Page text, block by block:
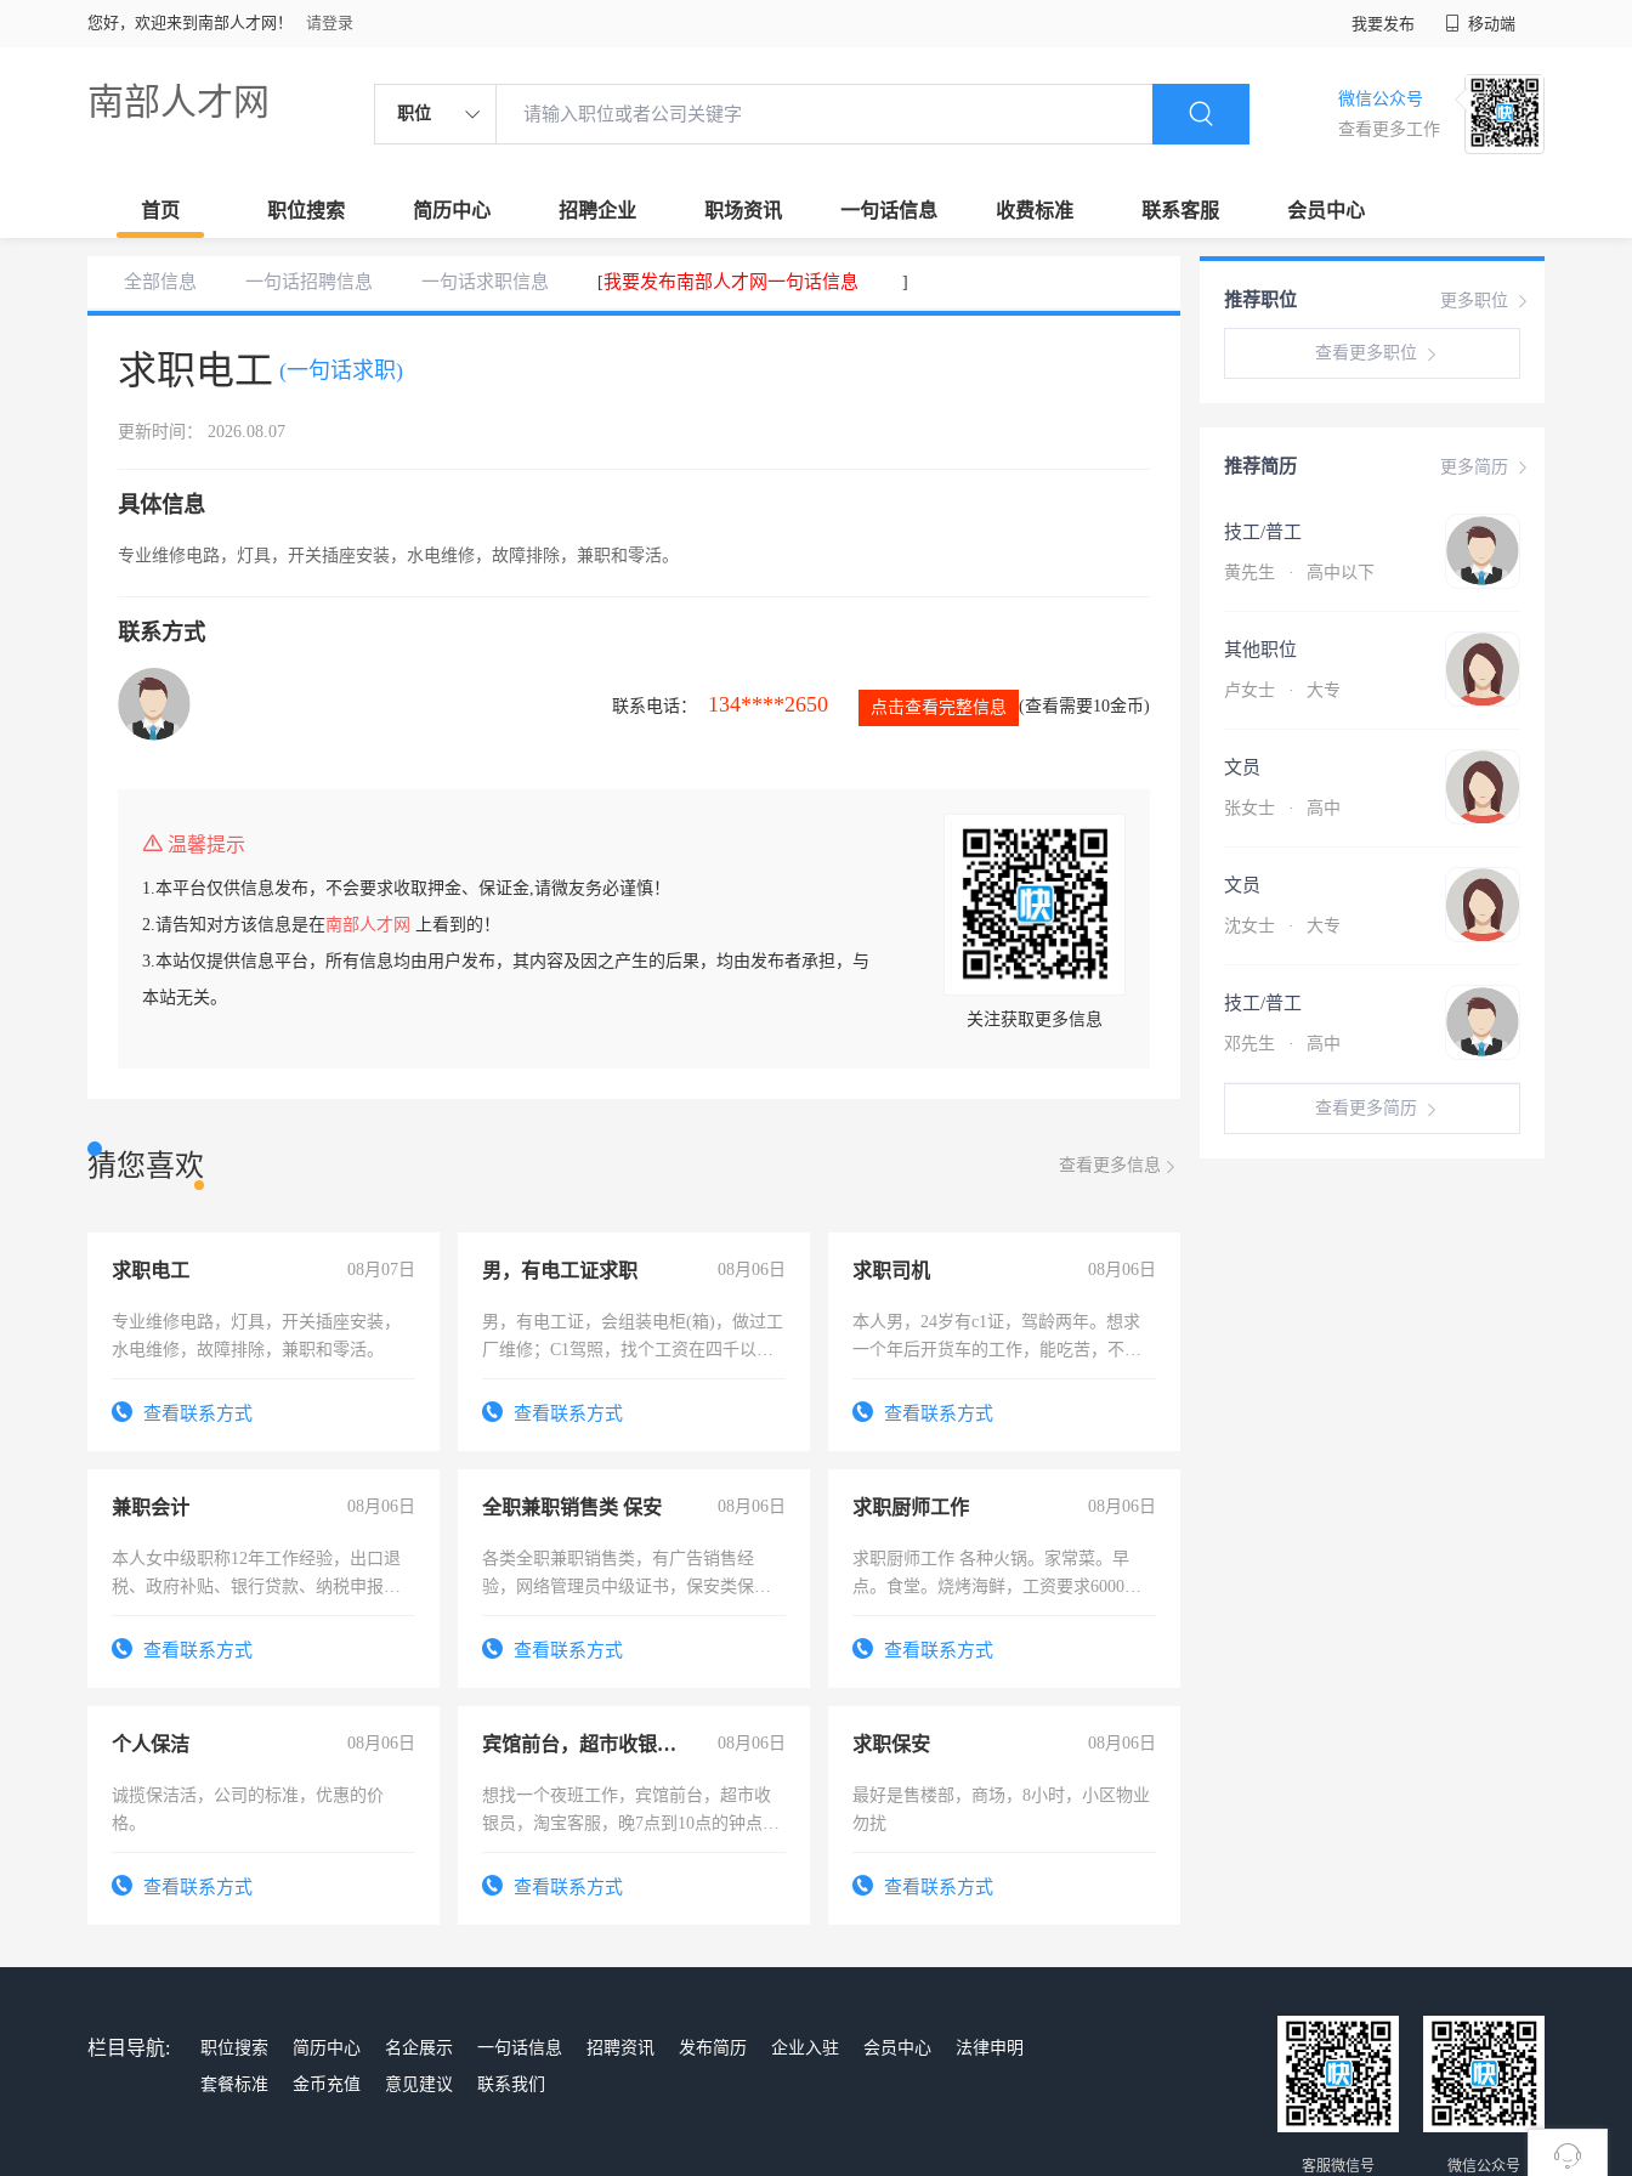
您好，欢迎来到南部人才网！ 请登录 我要发布 移动端
南部人才网 职位
微信公众号
查看更多工作
首页 职位搜索 简历中心 招聘企业 职场资讯 一句话信息 收费标准 联系客服 会员中心
全部信息 一句话招聘信息 一句话求职信息 [我要发布南部人才网一句话信息 ]
求职电工 (一句话求职)
更新时间： 2026.08.07
具体信息
专业维修电路，灯具，开关插座安装，水电维修，故障排除，兼职和零活。
联系方式
联系电话： 134****2650 点击查看完整信息 (查看需要10金币)
温馨提示
1.本平台仅供信息发布，不会要求收取押金、保证金,请微友务必谨慎！
2.请告知对方该信息是在南部人才网
上看到的！
3.本站仅提供信息平台，所有信息均由用户发布，其内容及因之产生的后果，均由发布者承担，与
本站无关。
关注获取更多信息
猜您喜欢 查看更多信息
求职电工 08月07日
专业维修电路，灯具，开关插座安装，
水电维修，故障排除，兼职和零活。
查看联系方式
男，有电工证求职 08月06日
男，有电工证，会组装电柜(箱)，做过工
厂维修；C1驾照，找个工资在四千以
电话查看联系方式
求职司机 08月06日
本人男，24岁有c1证，驾龄两年。想求
一个年后开货车的工作，能吃苦，不怕
查看联系方式
兼职会计 08月06日
本人女中级职称12年工作经验，出口退
税、政府补贴、银行贷款、纳税申报、
务，财务咨询等业务。欲求兼职会计工
查看联系方式
全职兼职销售类 保安 08月06日
各类全职兼职销售类，有广告销售经
验，网络管理员中级证书，保安类保安
有高低压电工证和十几年工作经验
查看联系方式
求职厨师工作 08月06日
求职厨师工作 各种火锅。家常菜。早
点。食堂。烧烤海鲜，工资要求6000以
查看联系方式
个人保洁 08月06日
诚揽保洁活，公司的标准，优惠的价
格。
查看联系方式
宾馆前台，超市收银员，淘宝客服 08月06日
想找一个夜班工作，宾馆前台，超市收
银员，淘宝客服，晚7点到10点的钟点
号同微信查看联系方式
求职保安 08月06日
最好是售楼部，商场，8小时，小区物业
勿扰
查看联系方式
更多职位
推荐职位
查看更多职位
更多简历
推荐简历
技工/普工
黄先生 · 高中以下
其他职位
卢女士 · 大专
文员
张女士 · 高中
文员
沈女士 · 大专
技工/普工
邓先生 · 高中
查看更多简历
栏目导航: 职位搜索 简历中心 名企展示 一句话信息 招聘资讯 发布简历 企业入驻 会员中心
法律申明
套餐标准
金币充值 意见建议 联系我们
微信公众号
客服微信号